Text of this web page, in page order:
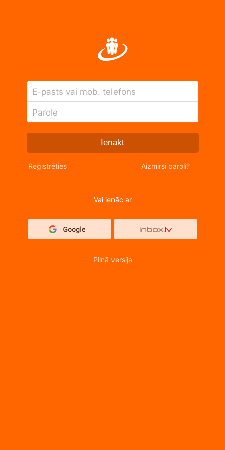
E-pasts vai mob. telefons
Parole
Ienākt
Reģistrēties Aizmirsi paroli?
Vai ienāc ar
Pilnā versija